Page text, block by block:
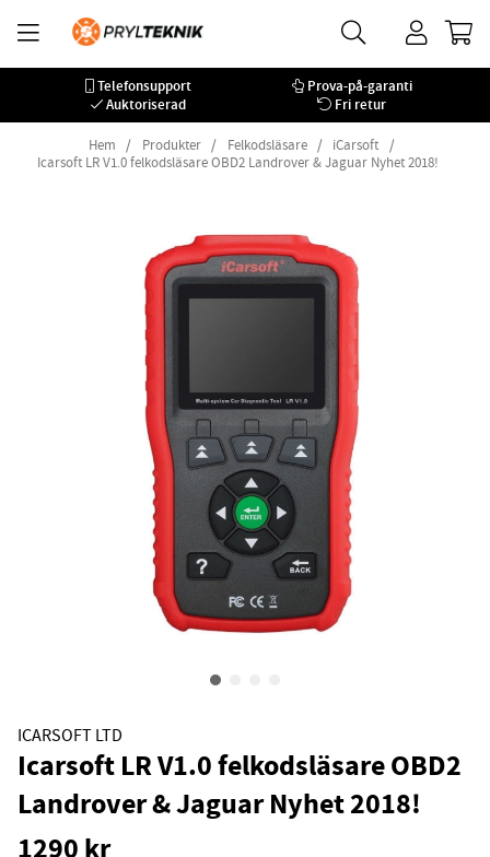
Telefonsupport
Prova-på-garanti
Auktoriserad
Fri retur
Hem Produkter Felkodsläsare
iCarsoft
Icarsoft LR V1.0 felkodsläsare OBD2 Landrover & Jaguar Nyhet 2018!
ICARSOFT LTD
Icarsoft LR V1.0 felkodsläsare OBD2
Landrover & Jaguar Nyhet 2018!
1290 kr